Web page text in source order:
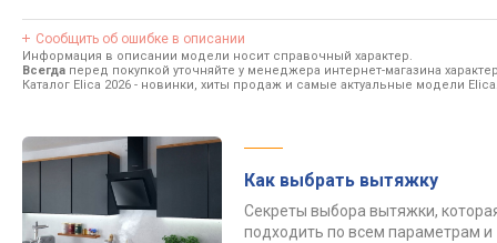
Сообщить об ошибке в описании
Информация в описании модели носит справочный характер.
Всегда перед покупкой уточняйте у менеджера интернет-магазина
Каталог Elica 2026 - новинки, хиты продаж и самые актуальные модели Elica.
Как выбрать вытяжку
Секреты выбора вытяжки,
подходить по всем параметрам и